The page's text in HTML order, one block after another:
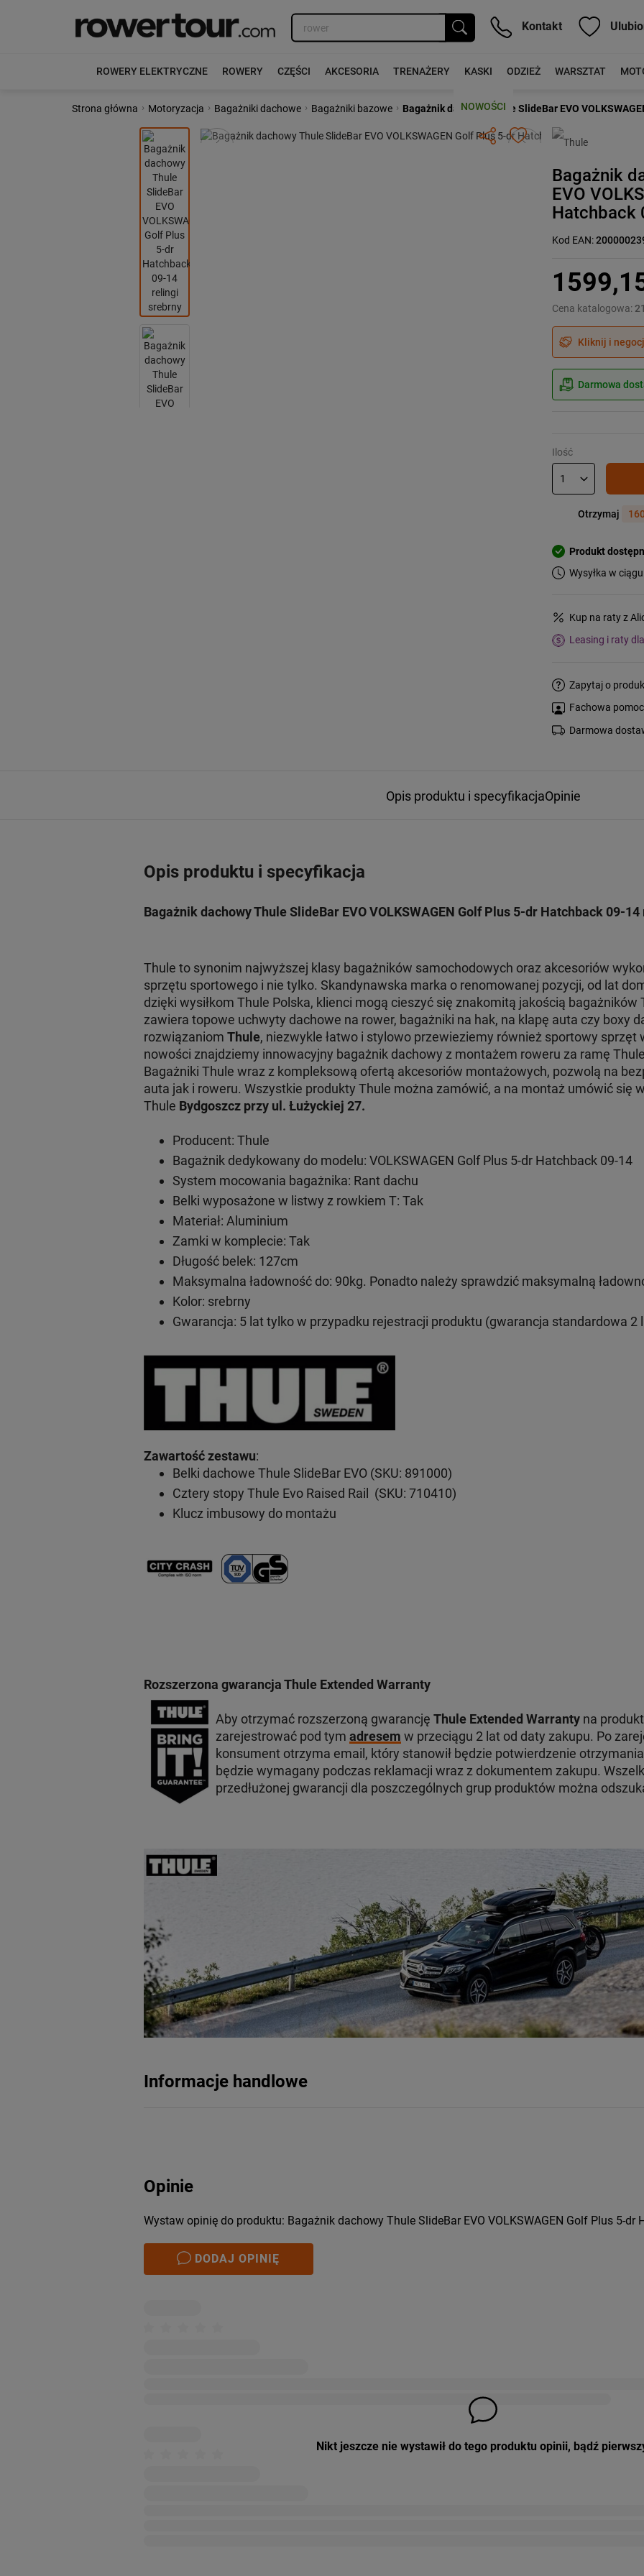
Kontakt
ROWERY ELEKTRYCZNE ROWERY CZĘŚCI AKCESORIA TRENAŻERY KASKI ODZIEŻ WARSZTAT
NOWOŚCI
Strona główna › Motoryzacja › Bagażniki dachowe › Bagażniki bazowe › Bagażnik dachowy Thule SlideBar EVO
Poprzedni Następny
Bagażnik
EVO
Hatchback
Kod EAN:
Cena katalogowa:
Kliknij i
Darmowa
Ilość
Otrzymaj
Produkt
Wysyłka w
Kup na raty z
Leasing i raty
Zapytaj o
Fachowa
Darmowa
Opis produktu i specyfikacjaOpinie
Opis produktu i specyfikacja
Bagażnik dachowy Thule SlideBar EVO VOLKSWAGEN Golf Plus 5-dr Hatchback 09-
Thule to synonim najwyższej klasy bagażników samochodowych oraz akcesoriów
sprzętu sportowego i nie tylko. Skandynawska marka o renomowanej pozycji, od lat
dzięki wysiłkom Thule Polska, klienci mogą cieszyć się znakomitą jakością
zawiera topowe uchwyty dachowe na rower, bagażniki na hak, na klapę auta czy boxy
rozwiązaniom Thule, niezwykle łatwo i stylowo przewieziemy również sportowy sprzęt
nowości znajdziemy innowacyjny bagażnik dachowy z montażem roweru za ramę
Bagażniki Thule wraz z kompleksową ofertą akcesoriów montażowych, pozwolą na
auta jak i roweru. Wszystkie produkty Thule można zamówić, a na montaż umówić się
Thule Bydgoszcz przy ul. Łużyckiej 27.
Producent: Thule
Bagażnik dedykowany do modelu: VOLKSWAGEN Golf Plus 5-dr Hatchback 09-14
System mocowania bagażnika: Rant dachu
Belki wyposażone w listwy z rowkiem T: Tak
Materiał: Aluminium
Zamki w komplecie: Tak
Długość belek: 127cm
Maksymalna ładowność do: 90kg. Ponadto należy sprawdzić maksymalną
Kolor: srebrny
Gwarancja: 5 lat tylko w przypadku rejestracji produktu (gwarancja standardowa 2
Zawartość zestawu:
Belki dachowe Thule SlideBar EVO (SKU: 891000)
Cztery stopy Thule Evo Raised Rail (SKU: 710410)
Klucz imbusowy do montażu
Rozszerzona gwarancja Thule Extended Warranty
Aby otrzymać rozszerzoną gwarancję Thule Extended Warrantyna
zarejestrować pod tym adresem w przeciągu 2 lat od daty zakupu. Po
konsument otrzyma email, który stanowił będzie potwierdzenie
będzie wymagany podczas reklamacji wraz z dokumentem zakupu.
przedłużonej gwarancji dla poszczególnych grup produktów można
Informacje handlowe
Opinie
Wystaw opinię do produktu: Bagażnik dachowy Thule SlideBar EVO VOLKSWAGEN Golf Plus 5-dr
DODAJ OPINIĘ
Nikt jeszcze nie wystawił do tego produktu opinii, bądź